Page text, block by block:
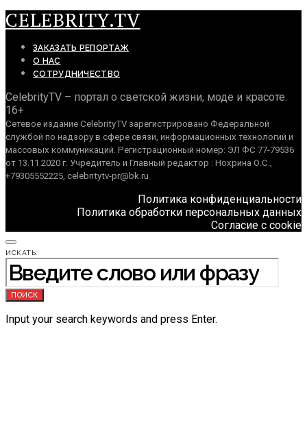
CELEBRITY.TV
ЗАКАЗАТЬ РЕПОРТАЖ
О НАС
СОТРУДНИЧЕСТВО
CelebrityTV – портал о светской жизни, моде и красоте.
16+
Сетевое издание CelebrityTV зарегистрировано Федеральной
службой по надзору в сфере связи, информационных технологий и
массовых коммуникаций. Регистрационный номер: ЭЛ ФС 77-79536
от 13.11.2020 г. Учредитель и Главный редактор : Нохрина О.С.,
+79305552225, celebritytv-pr@bk.ru
Политика конфиденциальности
Политика обработки персональных данных
Согласие с cookie
ИСКАТЬ:
ПОИСК
Input your search keywords and press Enter.